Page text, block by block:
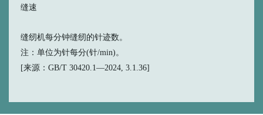
缝速
缝纫机每分钟缝纫的针迹数。
注：单位为针每分(针/min)。
[来源：GB/T 30420.1—2024, 3.1.36]